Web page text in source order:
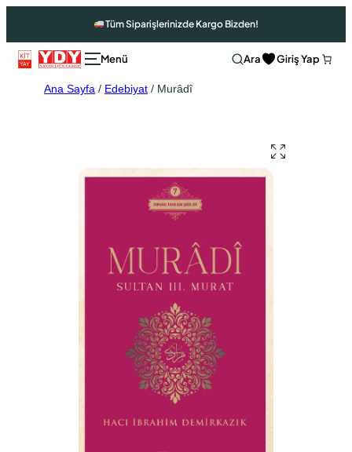
Tüm Siparişlerinizde Kargo Bizden!
Ara Giriş Yap
Ana Sayfa / Edebiyat / Murâdî